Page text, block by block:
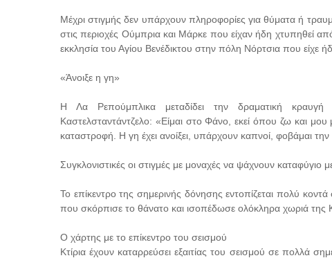
Μέχρι στιγμής δεν υπάρχουν πληροφορίες για θύματα ή
στις περιοχές Ούμπρια και Μάρκε που είχαν ήδη χτυπηθεί
εκκλησία του Αγίου Βενέδικτου στην πόλη Νόρτσια που είχε
«Άνοιξε η γη»
Η Λα Ρεπούμπλικα μεταδίδει την δραματική
Καστελσταντάντζελο: «Είμαι στο Φάνο, εκεί όπου ζω και μου
καταστροφή. Η γη έχει ανοίξει, υπάρχουν καπνοί, φοβάμαι
Συγκλονιστικές οι στιγμές με μοναχές να ψάχνουν καταφύγιο
Το επίκεντρο της σημερινής δόνησης εντοπίζεται πολύ
που σκόρπισε το θάνατο και ισοπέδωσε ολόκληρα χωριά της
Ο χάρτης με το επίκεντρο του σεισμού
Κτίρια έχουν καταρρεύσει εξαιτίας του σεισμού σε πολλά